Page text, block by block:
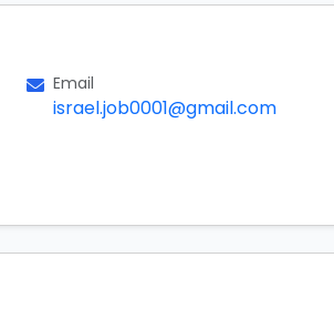
Email
israel.job0001@gmail.com